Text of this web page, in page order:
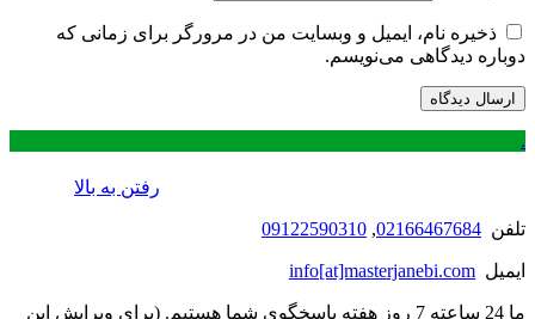
ذخیره نام، ایمیل و وبسایت من در مرورگر برای زمانی که
دوباره دیدگاهی می‌نویسم.
.
رفتن به بالا
تلفن 02166467684
,
09122590310
ایمیل info[at]masterjanebi.com
ما 24 ساعته 7 روز هفته پاسخگوی شما هستیم. (برای ویرایش این